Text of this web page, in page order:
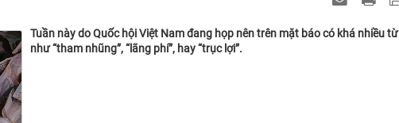
Tuần này do Quốc hội Việt Nam đang họp nên trên mặt báo có khá nhiều từ
như “tham nhũng”, “lãng phí”, hay “trục lợi”.